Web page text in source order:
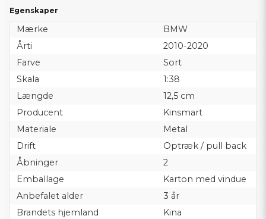
Egenskaper
Mærke
BMW
Årti
2010-2020
Farve
Sort
Skala
1:38
Længde
12,5 cm
Producent
Kinsmart
Materiale
Metal
Drift
Optræk / pull back
Åbninger
2
Emballage
Karton med vindue
Anbefalet alder
3 år
Brandets hjemland
Kina